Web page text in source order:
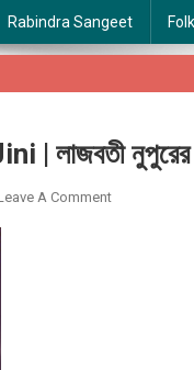
Rabindra Sangeet
নুপুরের
A CommentOn